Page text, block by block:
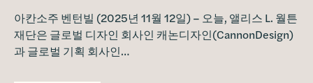
아칸소주 벤턴빌 (2025년 11월 12일) – 오늘, 앨리스 L. 월튼
재단은 글로벌 디자인 회사인 캐논디자인(CannonDesign)
과 글로벌 기획 회사인…